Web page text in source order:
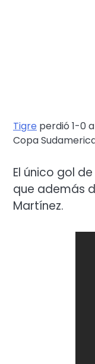
Tigre perdió 1-0
Copa
El único gol
que además
Martínez.